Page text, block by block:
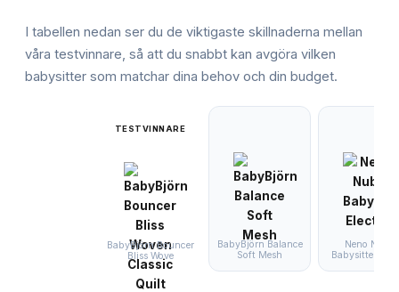
I tabellen nedan ser du de viktigaste skillnaderna mellan
våra testvinnare, så att du snabbt kan avgöra vilken
babysitter som matchar dina behov och din budget.
TESTVINNARE
BabyBjörn Bouncer
Bliss Wove
BabyBjörn Balance
Soft Mesh
Neno Nube
Babysitter